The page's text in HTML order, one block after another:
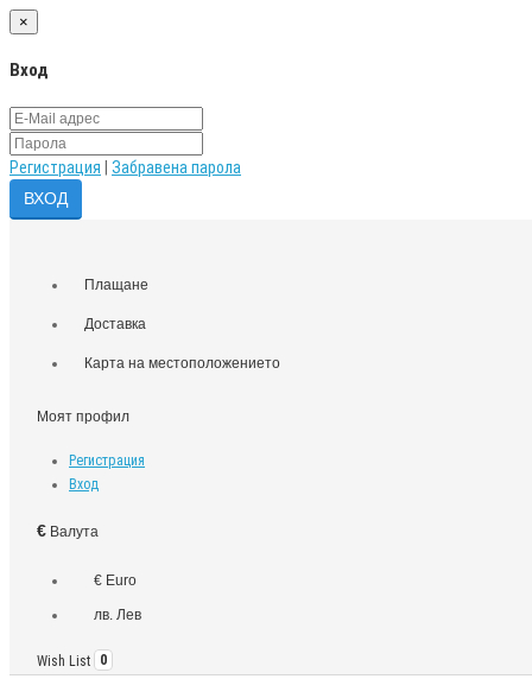
×
Вход
Регистрация Забравена парола
Плащане
Доставка
Карта на местоположението
Моят профил
Регистрация
Вход
€ Валута
€ Euro
лв. Лев
Wish List 0